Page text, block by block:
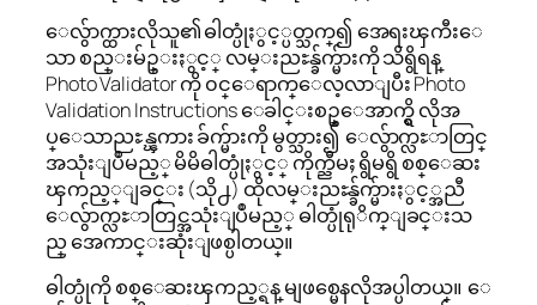
ေလွ်ာက္ထားလိုသူ၏ ဓါတ္ပုံႏွင့္ပတ္သက္၍ အေရးၾကီးေ
သာ စည္းမ်ဥ္းႏွင့္ လမ္းညႊန္ခ်က္မ်ားကို သိရွိရန္
Photo Validator ကို ၀င္ေရာက္ေလ့လာျပီး Photo
Validation Instructions ေခါင္းစဥ္ေအာက္ရွိ လိုအ
ပ္ေသာညႊန္ၾကား ခ်က္မ်ားကို မွတ္သား၍ ေလွ်ာက္လႊာတြင္
အသုံးျပဳမည့္ မိမိဓါတ္ပုံႏွင့္ ကိုက္ညီမႈ ရွိမရွိ စစ္ေဆး
ၾကည့္ျခင္း (သို႕) ထိုလမ္းညႊန္ခ်က္မ်ားႏွင့္အညီ
ေလွ်ာက္လႊာတြင္အသုံးျပဳမည့္ ဓါတ္ပုံရုိက္ျခင္းသ
ည္ အေကာင္းဆုံးျဖစ္ပါတယ္။
ဓါတ္ပုံကို စစ္ေဆးၾကည့္ရန္ မျဖစ္မေနလိုအပ္ပါတယ္။ ေ